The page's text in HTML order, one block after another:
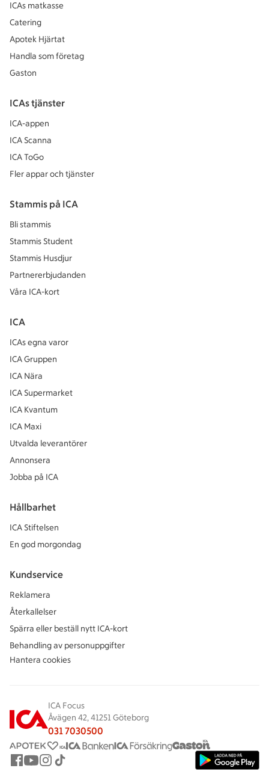
ICAs matkasse
Catering
Apotek Hjärtat
Handla som företag
Gaston
ICAs tjänster
ICA-appen
ICA Scanna
ICA ToGo
Fler appar och tjänster
Stammis på ICA
Bli stammis
Stammis Student
Stammis Husdjur
Partnererbjudanden
Våra ICA-kort
ICA
ICAs egna varor
ICA Gruppen
ICA Nära
ICA Supermarket
ICA Kvantum
ICA Maxi
Utvalda leverantörer
Annonsera
Jobba på ICA
Hållbarhet
ICA Stiftelsen
En god morgondag
Kundservice
Reklamera
Återkallelser
Spärra eller beställ nytt ICA-kort
Behandling av personuppgifter
Hantera cookies
ICA Focus
Åvägen 42, 41251 Göteborg
031 7030500